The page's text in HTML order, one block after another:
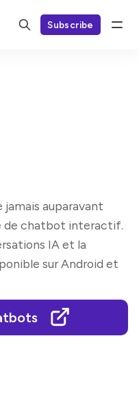
Subscribe
auparavant
de chatbot interactif.
IA et la
sur Android et